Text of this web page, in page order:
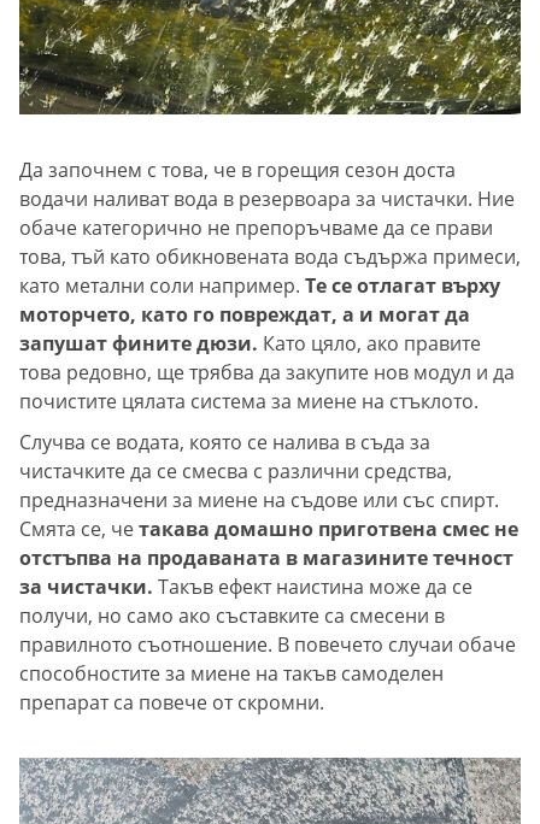
Да започнем с това, че в горещия сезон доста
водачи наливат вода в резервоара за чистачки. Ние
обаче категорично не препоръчваме да се прави
това, тъй като обикновената вода съдържа примеси,
като метални соли например. Те се отлагат върху
моторчето, като го повреждат, а и могат да
запушат фините дюзи. Като цяло, ако правите
това редовно, ще трябва да закупите нов модул и да
почистите цялата система за миене на стъклото.
Случва се водата, която се налива в съда за
чистачките да се смесва с различни средства,
предназначени за миене на съдове или със спирт.
Смята се, четакава домашно приготвена смес не
отстъпва на продаваната в магазините течност
за чистачки. Такъв ефект наистина може да се
получи, но само ако съставките са смесени в
правилното съотношение. В повечето случаи обаче
способностите за миене на такъв самоделен
препарат са повече от скромни.